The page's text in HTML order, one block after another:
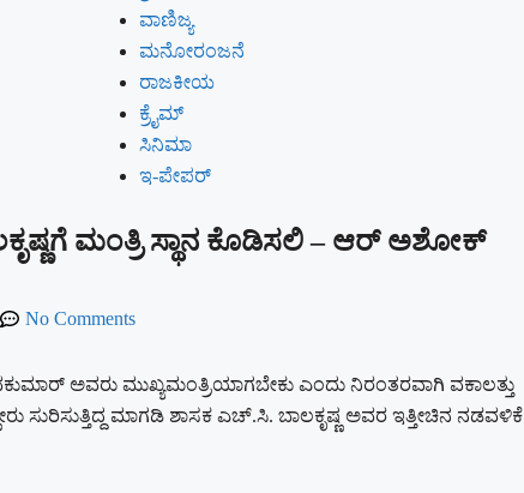
ವಾಣಿಜ್ಯ
ಮನೋರಂಜನೆ
ರಾಜಕೀಯ
ಕ್ರೈಮ್
ಸಿನಿಮಾ
ಇ-ಪೇಪರ್
ಮಂತ್ರಿ ಸ್ಥಾನ ಕೊಡಿಸಲಿ – ಆರ್‌ ಅಶೋಕ್
No Comments
ಅವರು ಮುಖ್ಯಮಂತ್ರಿಯಾಗಬೇಕು ಎಂದು ನಿರಂತರವಾಗಿ ವಕಾಲತ್ತು
ಸುರಿಸುತ್ತಿದ್ದ ಮಾಗಡಿ ಶಾಸಕ ಎಚ್.ಸಿ. ಬಾಲಕೃಷ್ಣ ಅವರ ಇತ್ತೀಚಿನ ನಡವಳಿಕೆ